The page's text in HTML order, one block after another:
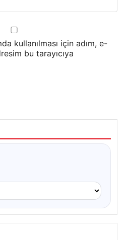
kullanılması için adım, e-
bu tarayıcıya